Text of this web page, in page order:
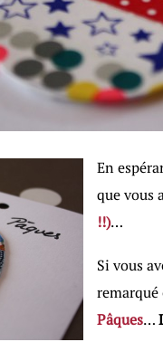
En
que vous
!!)…
Si vous
remarqué
Pâques…